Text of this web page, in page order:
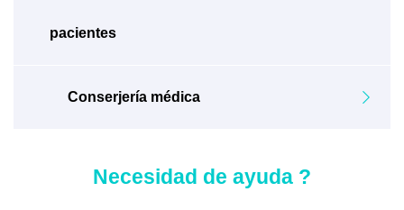
pacientes
Conserjería médica
Necesidad de ayuda ?